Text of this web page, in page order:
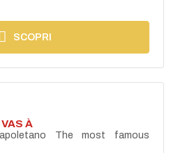
SCOPRI
VAS À
The most famous